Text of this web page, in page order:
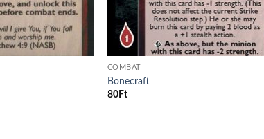
COMBAT
Bonecraft
80Ft